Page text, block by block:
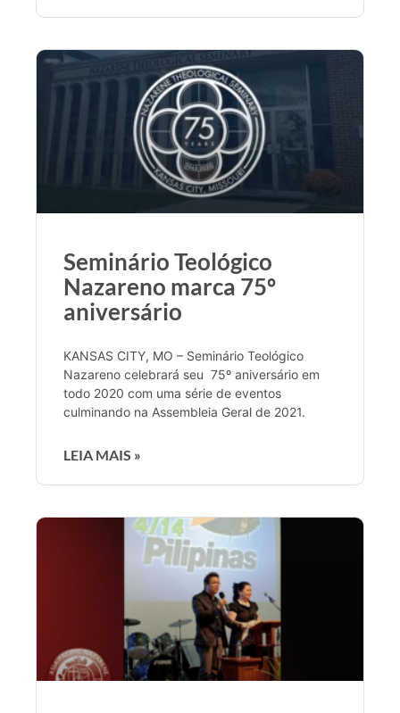
Seminário Teológico
Nazareno marca 75º
aniversário
KANSAS CITY, MO – Seminário Teológico
Nazareno celebrará seu 75º aniversário em
todo 2020 com uma série de eventos
culminando na Assembleia Geral de 2021.
LEIA MAIS »